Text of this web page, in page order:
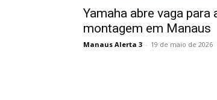
Yamaha abre vaga para
montagem em Manaus
Manaus Alerta 3 - 19 de maio de 2026